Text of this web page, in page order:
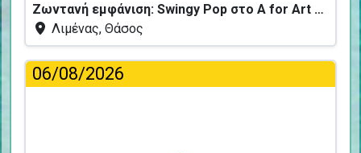
Ζωντανή εμφάνιση: Swingy Pop στο A for Art Design Hotel
Λιμένας, Θάσος
06/08/2026